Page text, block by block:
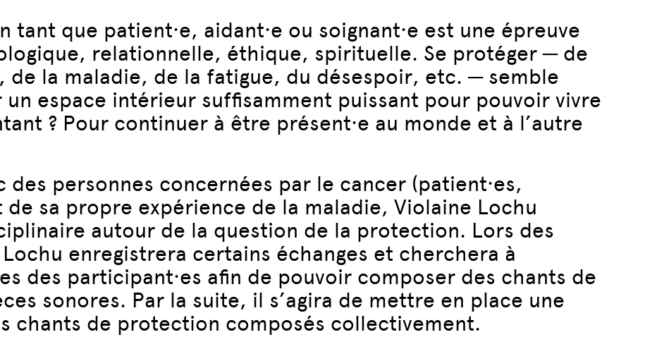
tant que patient·e, aidant·e ou soignant·e est une épreuve
relationnelle, éthique, spirituelle. Se protéger ─ de
la maladie, de la fatigue, du désespoir, etc. ─ semble
espace intérieur suffisamment puissant pour pouvoir vivre
? Pour continuer à être présent·e au monde et à l’autre
personnes concernées par le cancer (patient·es,
de sa propre expérience de la maladie, Violaine Lochu
autour de la question de la protection. Lors des
enregistrera certains échanges et cherchera à
des participant·es afin de pouvoir composer des chants de
sonores. Par la suite, il s’agira de mettre en place une
chants de protection composés collectivement.